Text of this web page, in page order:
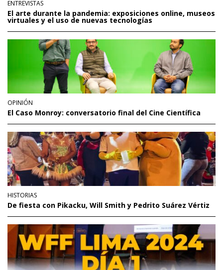
ENTREVISTAS
El arte durante la pandemia: exposiciones online, museos
virtuales y el uso de nuevas tecnologías
OPINIÓN
El Caso Monroy: conversatorio final del Cine Científica
HISTORIAS
De fiesta con Pikacku, Will Smith y Pedrito Suárez Vértiz